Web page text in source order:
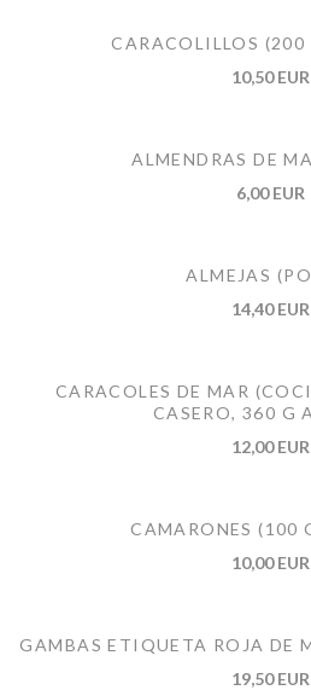
CARACOLILLOS (200
10,50 EUR
ALMENDRAS DE
6,00 EUR
ALMEJAS
14,40 EUR
CARACOLES DE MAR
CASERO, 360 G
12,00 EUR
CAMARONES (100
10,00 EUR
GAMBAS ETIQUETA ROJA DE
19,50 EUR